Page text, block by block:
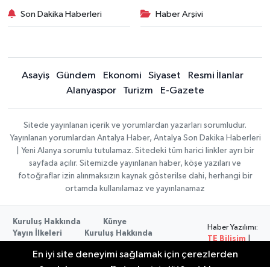
Son Dakika Haberleri Haber Arşivi
Asayiş Gündem Ekonomi Siyaset
Resmi İlanlar
Alanyaspor
Turizm E-Gazete
Sitede yayınlanan içerik ve yorumlardan yazarları sorumludur.
Yayınlanan yorumlardan Antalya Haber, Antalya Son Dakika Haberleri
| Yeni Alanya sorumlu tutulamaz. Sitedeki tüm harici linkler ayrı bir
sayfada açılır. Sitemizde yayınlanan haber, köşe yazıları ve
fotoğraflar izin alınmaksızın kaynak gösterilse dahi, herhangi bir
ortamda kullanılamaz ve yayınlanamaz
Kuruluş Hakkında
Künye
Yayın İlkeleri
Kuruluş Hakkında
Kullanım Şartları
Haber Yazılımı:
TE Bilişim
Copyright ©
En iyi site deneyimi sağlamak için çerezlerden